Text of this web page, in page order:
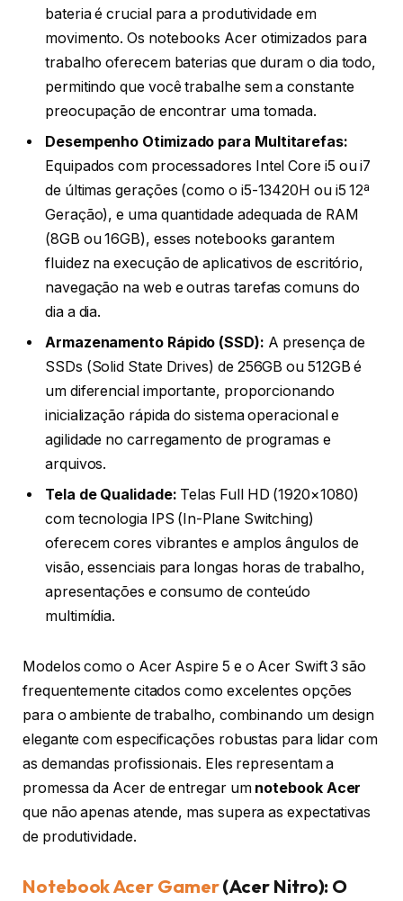
bateria é crucial para a produtividade em
movimento. Os notebooks Acer otimizados para
trabalho oferecem baterias que duram o dia todo,
permitindo que você trabalhe sem a constante
preocupação de encontrar uma tomada.
Desempenho Otimizado para Multitarefas:
Equipados com processadores Intel Core i5 ou i7
de últimas gerações (como o i5-13420H ou i5 12ª
Geração), e uma quantidade adequada de RAM
(8GB ou 16GB), esses notebooks garantem
fluidez na execução de aplicativos de escritório,
navegação na web e outras tarefas comuns do
dia a dia.
Armazenamento Rápido (SSD): A presença de
SSDs (Solid State Drives) de 256GB ou 512GB é
um diferencial importante, proporcionando
inicialização rápida do sistema operacional e
agilidade no carregamento de programas e
arquivos.
Tela de Qualidade: Telas Full HD (1920×1080)
com tecnologia IPS (In-Plane Switching)
oferecem cores vibrantes e amplos ângulos de
visão, essenciais para longas horas de trabalho,
apresentações e consumo de conteúdo
multimídia.
Modelos como o Acer Aspire 5 e o Acer Swift 3 são
frequentemente citados como excelentes opções
para o ambiente de trabalho, combinando um design
elegante com especificações robustas para lidar com
as demandas profissionais. Eles representam a
promessa da Acer de entregar um notebook Acer
que não apenas atende, mas supera as expectativas
de produtividade.
Notebook Acer Gamer(Acer Nitro): O